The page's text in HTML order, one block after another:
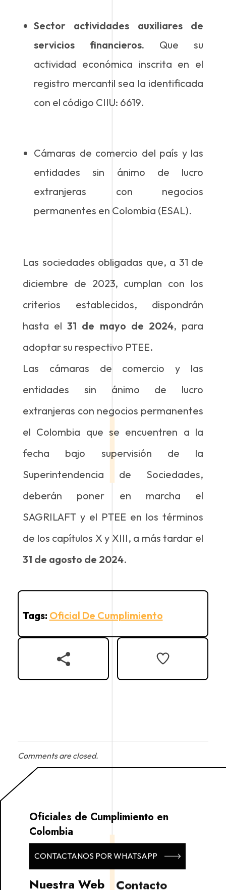
Sector actividades auxiliares de
servicios financieros. Que su
actividad económica inscrita en el
registro mercantil sea la identificada
con el código CIIU: 6619.
Cámaras de comercio del país y las
entidades sin ánimo de lucro
extranjeras con negocios
permanentes en Colombia (ESAL).
Las sociedades obligadas que, a 31 de
diciembre de 2023, cumplan con los
criterios establecidos, dispondrán
hasta el31 de mayo de 2024, para
adoptar su respectivo PTEE.
Las cámaras de comercio y las
entidades sin ánimo de lucro
extranjeras con negocios permanentes
el Colombia que se encuentren a la
fecha bajo supervisión de la
Superintendencia de Sociedades,
deberán poner en marcha el
SAGRILAFT y el PTEE en los términos
de los capítulos X y XIII, a más tardar el
31 de agosto de 2024.
Tags: Oficial De Cumplimiento
Comments are closed.
Oficiales de Cumplimiento en
Colombia
CONTACTANOS POR WHATSAPP
Nuestra Web Contacto